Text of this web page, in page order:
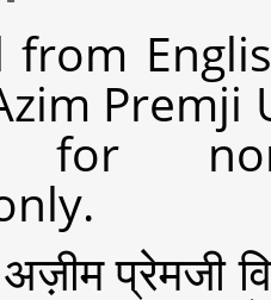
from
Premji
non-
प्रेमजी